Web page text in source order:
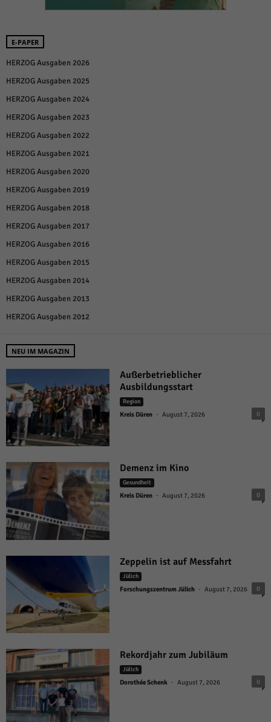
E-PAPER
HERZOG Ausgaben 2026
HERZOG Ausgaben 2025
HERZOG Ausgaben 2024
HERZOG Ausgaben 2023
HERZOG Ausgaben 2022
HERZOG Ausgaben 2021
HERZOG Ausgaben 2020
HERZOG Ausgaben 2019
HERZOG Ausgaben 2018
HERZOG Ausgaben 2017
HERZOG Ausgaben 2016
HERZOG Ausgaben 2015
HERZOG Ausgaben 2014
HERZOG Ausgaben 2013
HERZOG Ausgaben 2012
NEU IM MAGAZIN
Außerbetrieblicher
Ausbildungsstart
Region
Kreis Düren - August 7, 2026 0
Demenz im Kino
Gesundheit
Kreis Düren - August 7, 2026 0
Zeppelin ist auf Messfahrt
Jülich
Forschungszentrum Jülich - August 7, 2026 0
Rekordjahr zum Jubiläum
Jülich
Dorothée Schenk - August 7, 2026 0